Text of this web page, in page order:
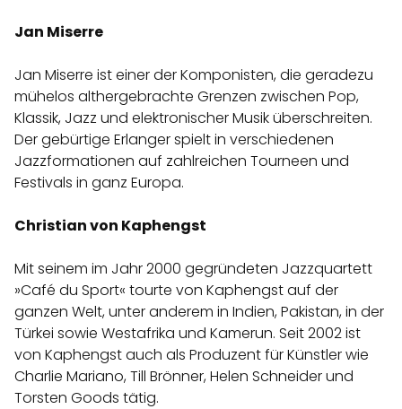
Jan Miserre
Jan Miserre ist einer der Komponisten, die geradezu
mühelos althergebrachte Grenzen zwischen Pop,
Klassik, Jazz und elektronischer Musik überschreiten.
Der gebürtige Erlanger spielt in verschiedenen
Jazzformationen auf zahlreichen Tourneen und
Festivals in ganz Europa.
Christian von Kaphengst
Mit seinem im Jahr 2000 gegründeten Jazzquartett
»Café du Sport« tourte von Kaphengst auf der
ganzen Welt, unter anderem in Indien, Pakistan, in der
Türkei sowie Westafrika und Kamerun. Seit 2002 ist
von Kaphengst auch als Produzent für Künstler wie
Charlie Mariano, Till Brönner, Helen Schneider und
Torsten Goods tätig.